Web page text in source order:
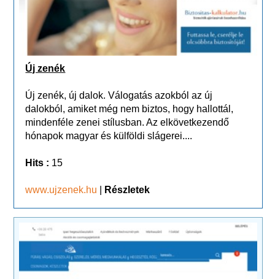
Új zenék
Új zenék, új dalok. Válogatás azokból az új
dalokból, amiket még nem biztos, hogy hallottál,
mindenféle zenei stílusban. Az elkövetkezendő
hónapok magyar és külföldi slágerei....
Hits : 15
www.ujzenek.hu Részletek